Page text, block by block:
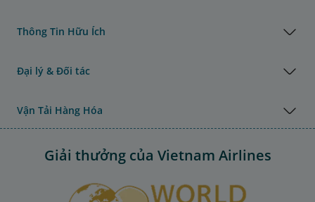
Thông Tin Hữu Ích
Đại lý & Đối tác
Vận Tải Hàng Hóa
Giải thưởng của Vietnam Airlines